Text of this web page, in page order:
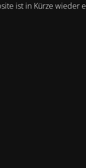
ist in Kürze wieder